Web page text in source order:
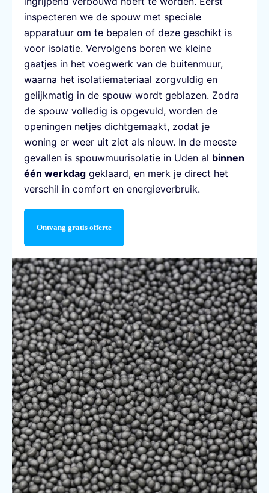
inspecteren we de spouw met speciale
apparatuur om te bepalen of deze geschikt is
voor isolatie. Vervolgens boren we kleine
gaatjes in het voegwerk van de buitenmuur,
waarna het isolatiemateriaal zorgvuldig en
gelijkmatig in de spouw wordt geblazen. Zodra
de spouw volledig is opgevuld, worden de
openingen netjes dichtgemaakt, zodat je
woning er weer uit ziet als nieuw. In de meeste
gevallen is spouwmuurisolatie in Uden al binnen
één werkdag geklaard, en merk je direct het
verschil in comfort en energieverbruik.
Ontvang gratis offerte